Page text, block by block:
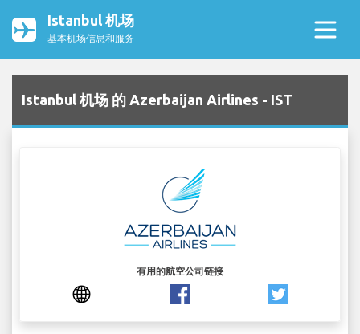
Istanbul 机场
基本机场信息和服务
Istanbul 机场 的 Azerbaijan Airlines - IST
有用的航空公司链接